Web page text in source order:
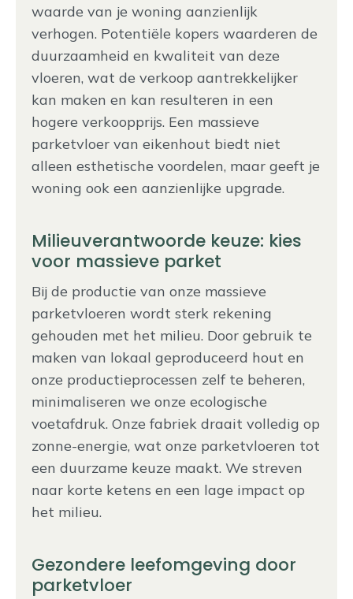
waarde van je woning aanzienlijk
verhogen. Potentiële kopers waarderen de
duurzaamheid en kwaliteit van deze
vloeren, wat de verkoop aantrekkelijker
kan maken en kan resulteren in een
hogere verkoopprijs. Een massieve
parketvloer van eikenhout biedt niet
alleen esthetische voordelen, maar geeft je
woning ook een aanzienlijke upgrade.
Milieuverantwoorde keuze: kies
voor massieve parket
Bij de productie van onze massieve
parketvloeren wordt sterk rekening
gehouden met het milieu. Door gebruik te
maken van lokaal geproduceerd hout en
onze productieprocessen zelf te beheren,
minimaliseren we onze ecologische
voetafdruk. Onze fabriek draait volledig op
zonne-energie, wat onze parketvloeren tot
een duurzame keuze maakt. We streven
naar korte ketens en een lage impact op
het milieu.
Gezondere leefomgeving door
parketvloer